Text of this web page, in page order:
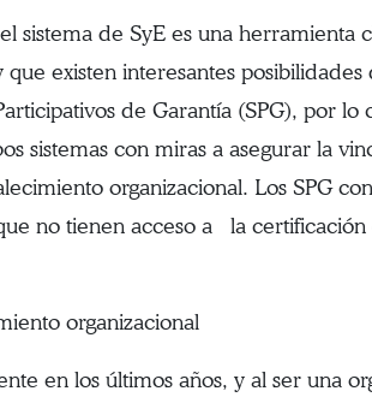
sistema de SyE es una herramienta
existen interesantes posibilidades
de Garantía (SPG), por
sistemas con miras a asegurar la
organizacional. Los SPG
no tienen acceso a la
organizacional
en los últimos años, y al ser una